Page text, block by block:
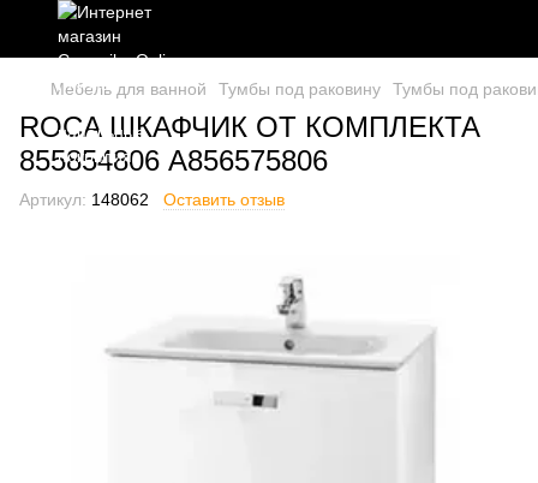
Мебель для ванной Тумбы под раковину Тумбы под
ROCA ШКАФЧИК ОТ КОМПЛЕКТА
855854806 A856575806
Артикул: 148062 Оставить отзыв